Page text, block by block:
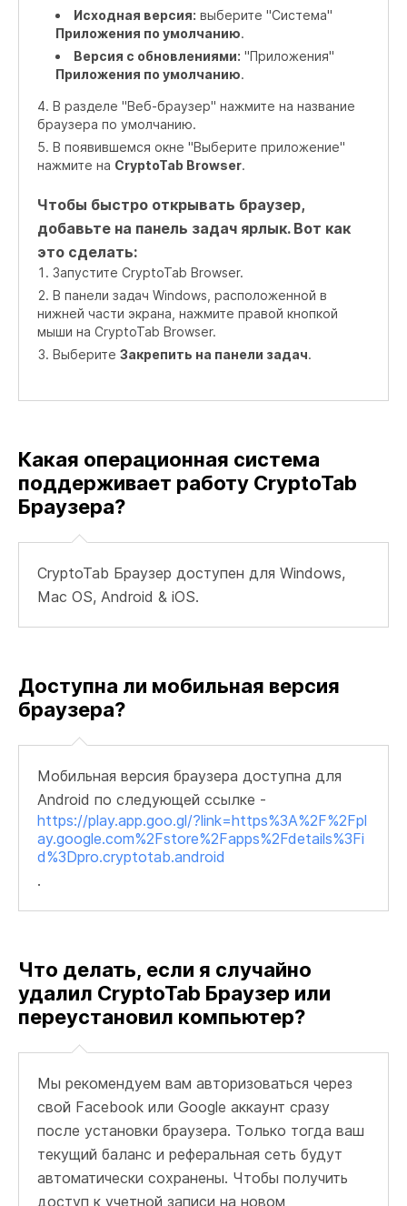
Исходная версия: выберите "Система"
Приложения по умолчанию.
Версия с обновлениями: "Приложения"
Приложения по умолчанию.
В разделе "Веб-браузер" нажмите на название
браузера по умолчанию.
В появившемся окне "Выберите приложение"
нажмите на CryptoTab Browser.
Чтобы быстро открывать браузер,
добавьте на панель задач ярлык. Вот как
это сделать:
Запустите CryptoTab Browser.
В панели задач Windows, расположенной в
нижней части экрана, нажмите правой кнопкой
мыши на CryptoTab Browser.
Выберите Закрепить на панели задач.
Какая операционная система
поддерживает работу CryptoTab
Браузера?
CryptoTab Браузер доступен для Windows,
Mac OS, Android & iOS.
Доступна ли мобильная версия
браузера?
Мобильная версия браузера доступна для
Android по следующей ссылке -
https://play.app.goo.gl/?link=https%3A%2F%2Fpl
ay.google.com%2Fstore%2Fapps%2Fdetails%3Fi
d%3Dpro.cryptotab.android
.
Что делать, если я случайно
удалил CryptoTab Браузер или
переустановил компьютер?
Мы рекомендуем вам авторизоваться через
свой Facebook или Google аккаунт сразу
после установки браузера. Только тогда ваш
текущий баланс и реферальная сеть будут
автоматически сохранены. Чтобы получить
доступ к учетной записи на новом